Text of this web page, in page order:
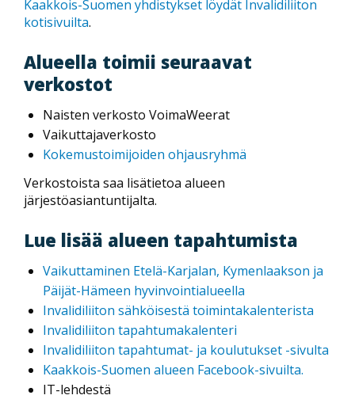
Kaakkois-Suomen yhdistykset löydät Invalidiliiton
kotisivuilta.
Alueella toimii seuraavat
verkostot
Naisten verkosto VoimaWeerat
Vaikuttajaverkosto
Kokemustoimijoiden ohjausryhmä
Verkostoista saa lisätietoa alueen
järjestöasiantuntijalta.
Lue lisää alueen tapahtumista
Vaikuttaminen Etelä-Karjalan, Kymenlaakson ja
Päijät-Hämeen hyvinvointialueella
Invalidiliiton sähköisestä toimintakalenterista
Invalidiliiton tapahtumakalenteri
Invalidiliiton tapahtumat- ja koulutukset -sivulta
Kaakkois-Suomen alueen Facebook-sivuilta.
IT-lehdestä